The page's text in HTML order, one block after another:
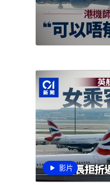
影片